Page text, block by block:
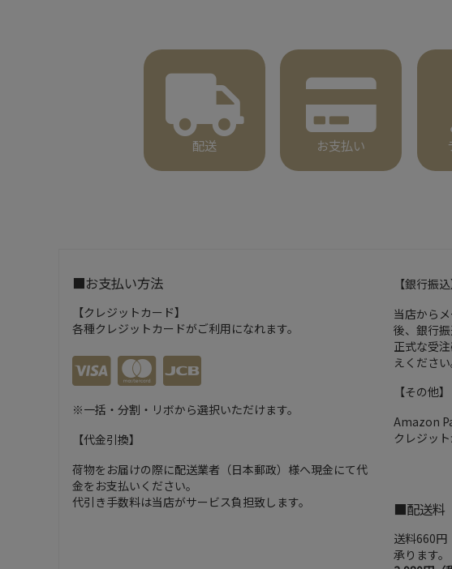
配送 お支払い
■お支払い方法
【クレジットカード】
各種クレジットカードがご利用になれます。
※一括・分割・リボから選択いただけます。
【代金引換】
荷物をお届けの際に配送業者（日本郵政）様へ現金にて代
金をお支払いください。
代引き手数料は当店がサービス負担致します。
【銀行振込
当店から
後、銀行
正式な受
えください
【その他】
Amazon
クレジッ
■配送料
送料660円
承ります。